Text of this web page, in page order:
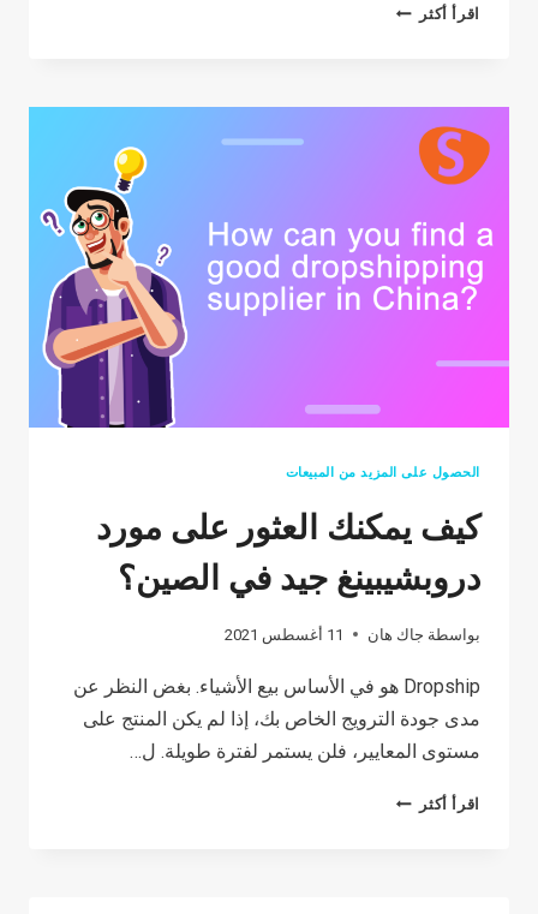
اقرأ أكثر
كيف
الدروبشيبينغ
معنا؟
الحصول على المزيد من المبيعات
كيف يمكنك العثور على مورد
دروبشيبينغ جيد في الصين؟
بواسطة جاك هان 11 أغسطس 2021
Dropship هو في الأساس بيع الأشياء. بغض النظر عن
مدى جودة الترويج الخاص بك، إذا لم يكن المنتج على
مستوى المعايير، فلن يستمر لفترة طويلة. ل…
اقرأ أكثر
كيف